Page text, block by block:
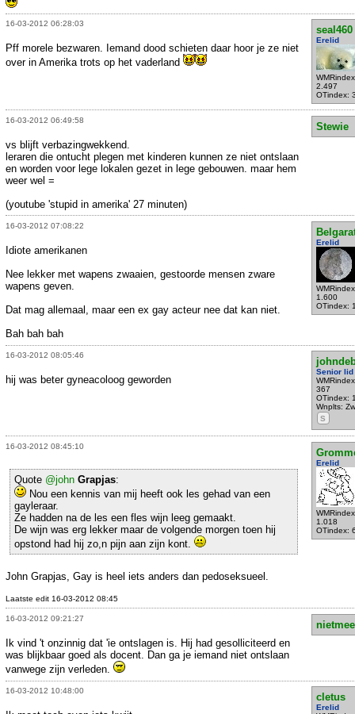
16-03-2012 06:28:03
seal460
Erelid
2.497
OTindex:
Pff morele bezwaren. Iemand dood schieten daar hoor je ze niet
over in Amerika trots op het vaderland
16-03-2012 06:49:58
Stewie
vs blijft verbazingwekkend.
leraren die ontucht plegen met kinderen kunnen ze niet ontslaan
en worden voor lege lokalen gezet in lege gebouwen. maar hem
weer wel =
(youtube 'stupid in amerika' 27 minuten)
16-03-2012 07:08:22
Erelid
1.600
OTindex:
Idiote amerikanen
Nee lekker met wapens zwaaien, gestoorde mensen zware
wapens geven.
Dat mag allemaal, maar een ex gay acteur nee dat kan niet.
Bah bah bah
16-03-2012 08:05:46
Senior lid
367
OTindex:
Wnplts:
S
hij was beter gyneacoloog geworden
16-03-2012 08:45:10
Erelid
1.018
OTindex:
Quote @john Grapjas:
Nou een kennis van mij heeft ook les gehad van een
gayleraar.
Ze hadden na de les een fles wijn leeg gemaakt.
De wijn was erg lekker maar de volgende morgen toen hij
opstond had hij zo,n pijn aan zijn kont.
John Grapjas, Gay is heel iets anders dan pedoseksueel.
Laatste edit 16-03-2012 08:45
16-03-2012 09:21:27
Ik vind 't onzinnig dat 'ie ontslagen is. Hij had gesolliciteerd en
was blijkbaar goed als docent. Dan ga je iemand niet ontslaan
vanwege zijn verleden.
16-03-2012 10:48:00
cletus
Erelid